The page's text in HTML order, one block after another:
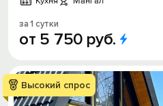
за 1 сутки
от 5 750 руб.
Высокий спрос